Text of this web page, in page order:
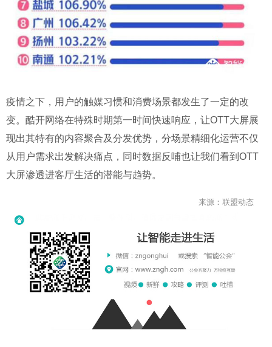
疫情之下，用户的触媒习惯和消费场景都发生了一定的改
变。酷开网络在特殊时期第一时间快速响应，让OTT大屏展
现出其特有的内容聚合及分发优势，分场景精细化运营不仅
从用户需求出发解决痛点，同时数据反哺也让我们看到OTT
大屏渗透进客厅生活的潜能与趋势。
来源：联盟动态